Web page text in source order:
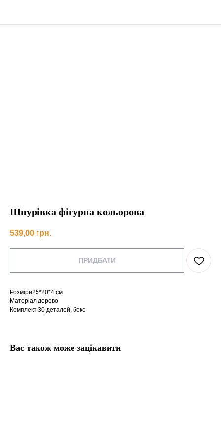
Шнурівка фігурна кольорова
539,00 грн.
ПРИДБАТИ
Розміри25*20*4 см
Матеріал дерево
Комплект 30 деталей, бокс
Вас також може зацікавити